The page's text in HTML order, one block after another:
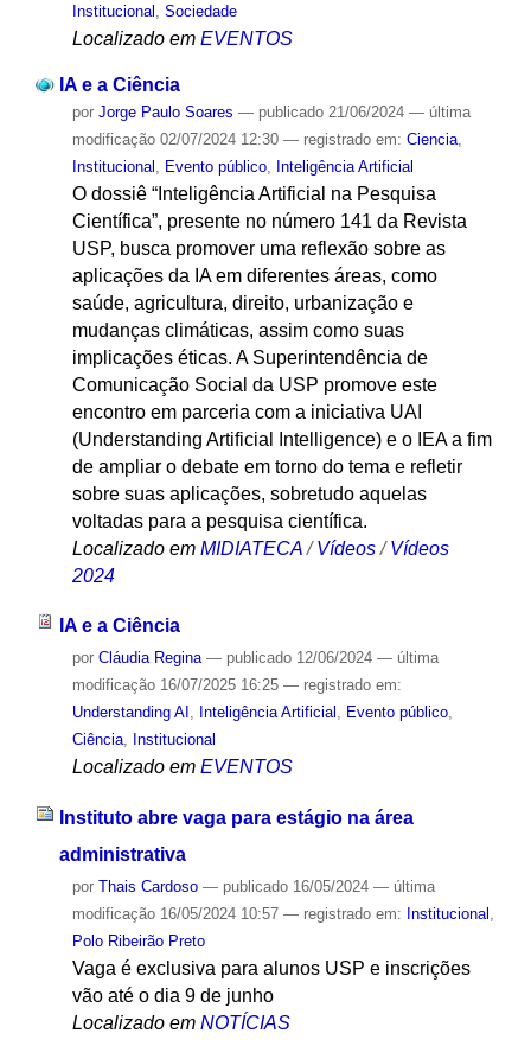
Institucional
Sociedade
Localizado em EVENTOS
IA e a Ciência
por Jorge Paulo Soares — publicado21/06/2024 — última
modificação02/07/2024 12:30 — registrado em: Ciencia,
Institucional
Evento público, Inteligência Artificial
O dossiê “Inteligência Artificial na Pesquisa
Científica”, presente no número 141 da Revista
USP, busca promover uma reflexão sobre as
aplicações da IA em diferentes áreas, como
saúde, agricultura, direito, urbanização e
mudanças climáticas, assim como suas
implicações éticas. A Superintendência de
Comunicação Social da USP promove este
encontro em parceria com a iniciativa UAI
(Understanding Artificial Intelligence) e o IEA a fim
de ampliar o debate em torno do tema e refletir
sobre suas aplicações, sobretudo aquelas
voltadas para a pesquisa científica.
Localizado em MIDIATECA /Vídeos /Vídeos
2024
IA e a Ciência
por Cláudia Regina — publicado12/06/2024 — última
modificação16/07/2025 16:25 — registrado em:
Understanding AI , Inteligência Artificial , Evento público,
Ciência, Institucional
Localizado em EVENTOS
Instituto abre vaga para estágio na área
administrativa
por Thais Cardoso — publicado16/05/2024 — última
modificação16/05/2024 10:57 — registrado em: Institucional ,
Polo Ribeirão Preto
Vaga é exclusiva para alunos USP e inscrições
vão até o dia 9 de junho
Localizado em NOTÍCIAS